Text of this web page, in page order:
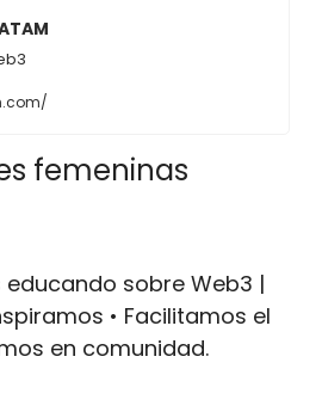
femeninas
educando sobre Web3 |
• Facilitamos el
en comunidad.